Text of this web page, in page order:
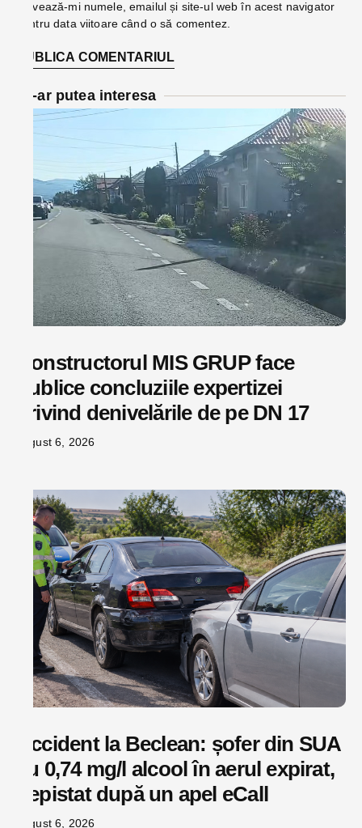
Salvează-mi numele, emailul și site-ul web în acest navigator
pentru data viitoare când o să comentez.
Te-ar putea interesa
Constructorul MIS GRUP face
publice concluziile expertizei
privind denivelările de pe DN 17
august 6, 2026
Accident la Beclean: șofer din SUA
cu 0,74 mg/l alcool în aerul expirat,
depistat după un apel eCall
august 6, 2026